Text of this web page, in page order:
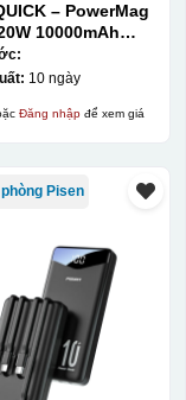
– PowerMag
White: 200pcs;
10 ngày
Đăng nhậpđể xem giá
Pisen